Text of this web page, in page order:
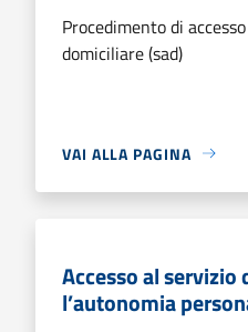
Procedimento di
domiciliare (sad)
VAI ALLA PAGINA
Accesso al servizio
l’autonomia